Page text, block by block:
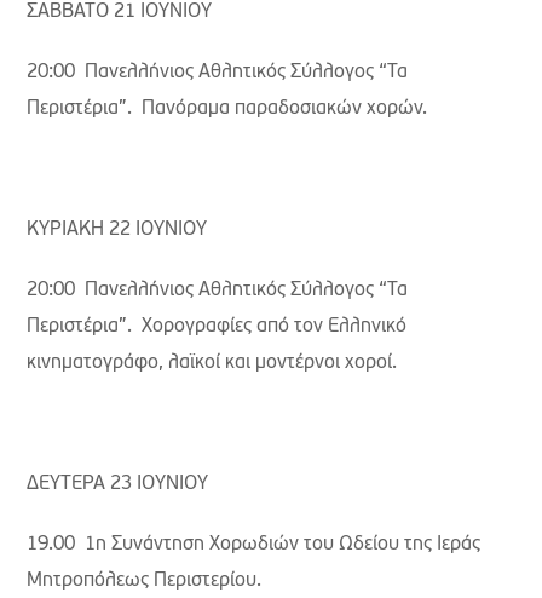
ΣΑΒΒΑΤΟ 21 ΙΟΥΝΙΟΥ
20:00 Πανελλήνιος Αθλητικός Σύλλογος “Τα
Περιστέρια”. Πανόραμα παραδοσιακών χορών.
ΚΥΡΙΑΚΗ 22 ΙΟΥΝΙΟΥ
20:00 Πανελλήνιος Αθλητικός Σύλλογος “Τα
Περιστέρια”. Χορογραφίες από τον Ελληνικό
κινηματογράφο, λαϊκοί και μοντέρνοι χοροί.
ΔΕΥΤΕΡΑ 23 ΙΟΥΝΙΟΥ
19.00 1η Συνάντηση Χορωδιών του Ωδείου της Ιεράς
Μητροπόλεως Περιστερίου.